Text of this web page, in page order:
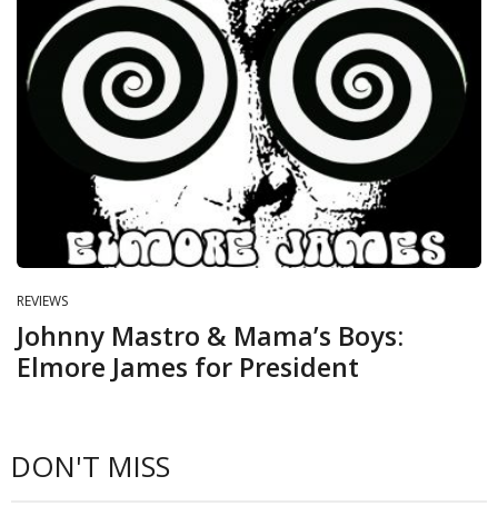
REVIEWS
Johnny Mastro & Mama’s Boys:
Elmore James for President
DON'T MISS